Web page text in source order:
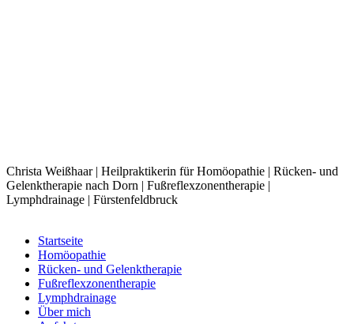
Christa Weißhaar | Heilpraktikerin für Homöopathie | Rücken- und
Gelenktherapie nach Dorn | Fußreflexzonentherapie |
Lymphdrainage | Fürstenfeldbruck
Startseite
Homöopathie
Rücken- und Gelenktherapie
Fußreflexzonentherapie
Lymphdrainage
Über mich